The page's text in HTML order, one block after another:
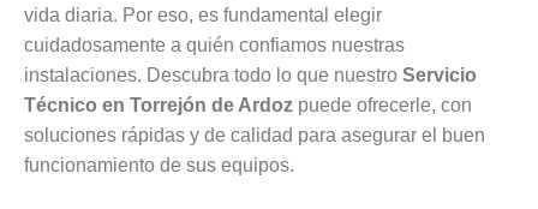
vida diaria. Por eso, es fundamental elegir
cuidadosamente a quién confiamos nuestras
instalaciones. Descubra todo lo que nuestro Servicio
Técnico en Torrejón de Ardoz puede ofrecerle, con
soluciones rápidas y de calidad para asegurar el buen
funcionamiento de sus equipos.